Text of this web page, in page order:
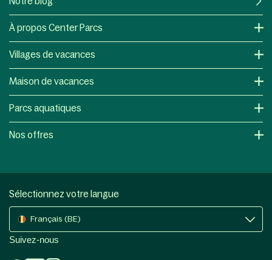
À propos Center Parcs
Villages de vacances
Maison de vacances
Parcs aquatiques
Nos offres
Sélectionnez votre langue
Français (BE)
Suivez-nous